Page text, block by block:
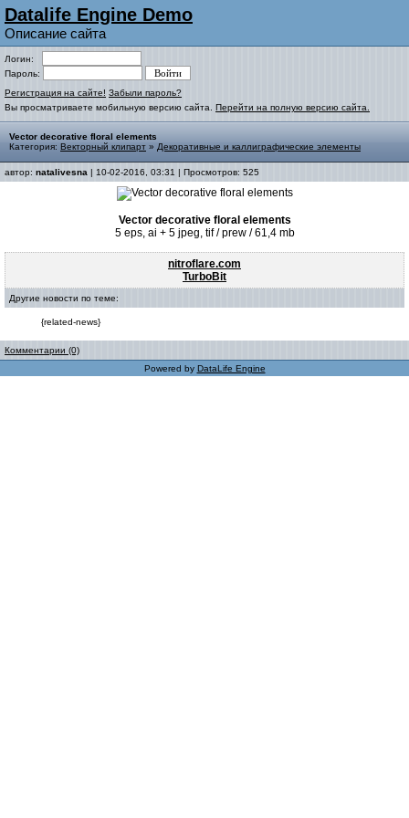
Datalife Engine Demo
Описание сайта
Логин:
Пароль:
Регистрация на сайте! Забыли пароль?
Вы просматриваете мобильную версию сайта. Перейти на полную версию сайта.
Vector decorative floral elements
Категория: Векторный клипарт » Декоративные и каллиграфические элементы
автор: natalivesna | 10-02-2016, 03:31 | Просмотров: 525
Vector decorative floral elements
5 eps, ai + 5 jpeg, tif / prew / 61,4 mb
nitroflare.com
TurboBit
Другие новости по теме:
{related-news}
Комментарии (0)
Powered by DataLife Engine